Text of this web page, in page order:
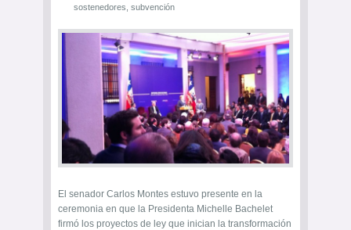
sostenedores subvención
El senador Carlos Montes estuvo presente en la
ceremonia en que la Presidenta Michelle Bachelet
firmó los proyectos de ley que inician la transformación